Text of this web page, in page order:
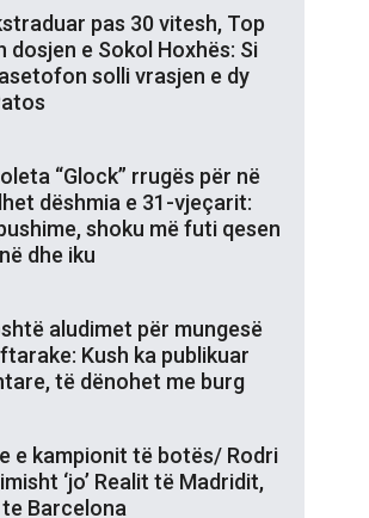
pas 30 vitesh, Top
dosjen e Sokol Hoxhës: Si
solli vrasjen e dy
“Glock” rrugës për në
dëshmia e 31-vjeçarit:
shoku më futi qesen
dhe iku
aludimet për mungesë
Kush ka publikuar
të dënohet me burg
e kampionit të botës/ Rodri
‘jo’ Realit të Madridit,
Barcelona